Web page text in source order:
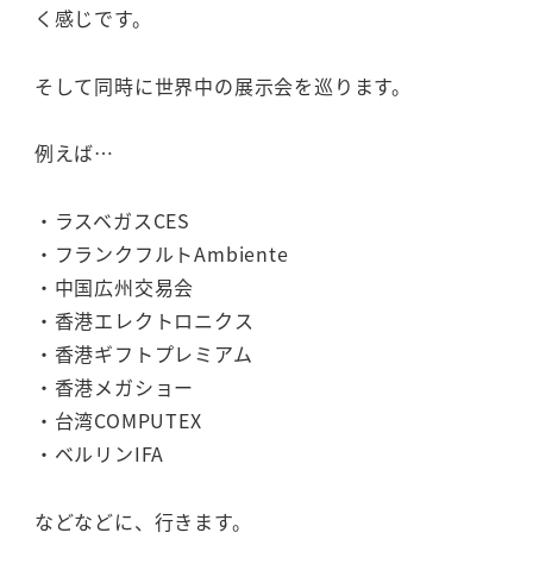
く感じです。
そして同時に世界中の展示会を巡ります。
例えば…
・ラスベガスCES
・フランクフルトAmbiente
・中国広州交易会
・香港エレクトロニクス
・香港ギフトプレミアム
・香港メガショー
・台湾COMPUTEX
・ベルリンIFA
などなどに、行きます。